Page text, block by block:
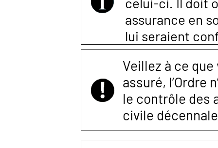
assurance en
lui seraient
Veillez à ce
assuré, l’Ordre
le contrôle des
civile